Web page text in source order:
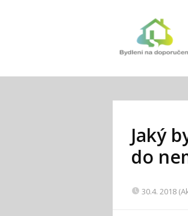
Jaký
do
30.4. 2018